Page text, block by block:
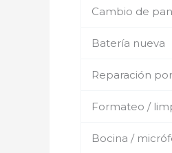
Cambio de
Batería nueva
Reparación
Formateo /
Bocina /